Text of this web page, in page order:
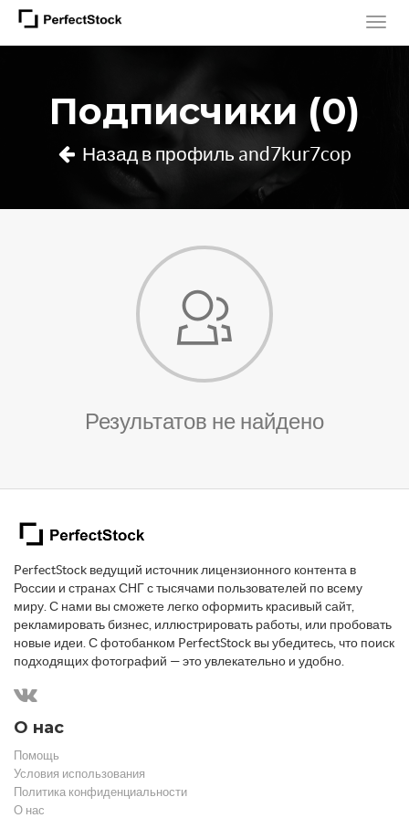
Подписчики (0)
Назад в профиль and7kur7cop
Результатов не найдено
PerfectStock ведущий источник лицензионного контента в
России и странах СНГ с тысячами пользователей по всему
миру. С нами вы сможете легко оформить красивый сайт,
рекламировать бизнес, иллюстрировать работы, или пробовать
новые идеи. С фотобанком PerfectStock вы убедитесь, что поиск
подходящих фотографий — это увлекательно и удобно.
О нас
Помощь
Условия использования
Политика конфиденциальности
О нас